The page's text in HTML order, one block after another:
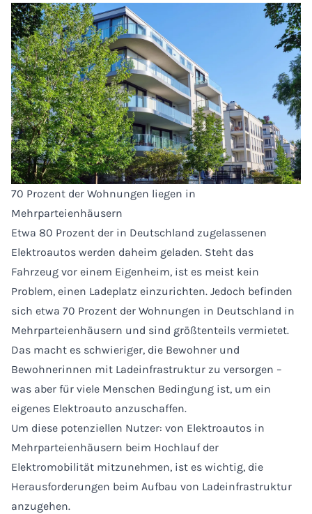
70 Prozent der Wohnungen liegen in
Mehrparteienhäusern
Etwa 80 Prozent der in Deutschland zugelassenen
Elektroautos werden daheim geladen. Steht das
Fahrzeug vor einem Eigenheim, ist es meist kein
Problem, einen Ladeplatz einzurichten. Jedoch befinden
sich etwa 70 Prozent der Wohnungen in Deutschland in
Mehrparteienhäusern und sind größtenteils vermietet.
Das macht es schwieriger, die Bewohner und
Bewohnerinnen mit Ladeinfrastruktur zu versorgen –
was aber für viele Menschen Bedingung ist, um ein
eigenes Elektroauto anzuschaffen.
Um diese potenziellen Nutzer: von Elektroautos in
Mehrparteienhäusern beim Hochlauf der
Elektromobilität mitzunehmen, ist es wichtig, die
Herausforderungen beim Aufbau von Ladeinfrastruktur
anzugehen.